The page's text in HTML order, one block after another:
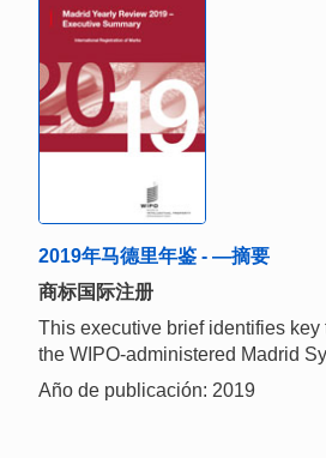
2019年马德里年鉴 - —摘要
商标国际注册
This executive brief identifies key
the WIPO-administered Madrid
Año de publicación: 2019